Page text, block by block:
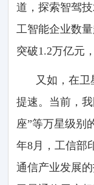
道，探索智驾
工智能企业数
突破1.2万亿元
又如，在
提速。当前，
座”等万星级别
年8月，工信部
通信产业发展